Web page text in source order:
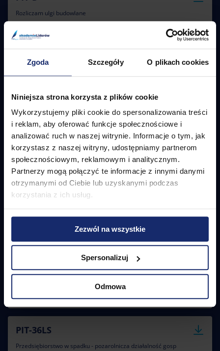
Zgoda Szczegóły O plikach cookies
Niniejsza strona korzysta z plików cookie
Wykorzystujemy pliki cookie do spersonalizowania treści
i reklam, aby oferować funkcje społecznościowe i
analizować ruch w naszej witrynie. Informacje o tym, jak
korzystasz z naszej witryny, udostępniamy partnerom
społecznościowym, reklamowym i analitycznym.
Partnerzy mogą połączyć te informacje z innymi danymi
otrzymanymi od Ciebie lub uzyskanymi podczas
korzystania z ich usług.
Zezwól na wszystkie
Spersonalizuj
Odmowa
Rozliczam ulgi budowlane
PIT-M
Rozliczam przychody dzieci
PIT-OP
Jestem emerytem lub rencistą
PIT-Z
Korzystam z kredytu podatkowego
PIT-ZG
PIT-36S
Dla podatników przedsiębiorstw w spadku
PIT-36LS
Przedsiębiorstwo w spadku - pozarolnicza działalność gosp